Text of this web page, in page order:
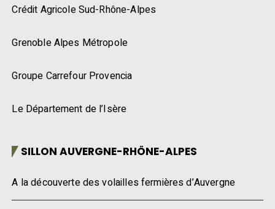
Crédit Agricole Sud-Rhône-Alpes
Grenoble Alpes Métropole
Groupe Carrefour Provencia
Le Département de l’Isère
SILLON AUVERGNE-RHÔNE-ALPES
A la découverte des volailles fermières d’Auvergne